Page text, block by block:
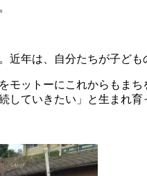
年は、自分たちが子ど
モットーにこれからもま
ていきたい」と生まれ育